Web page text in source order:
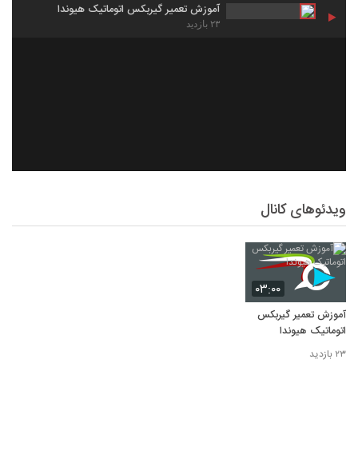
آموزش تعمیر گیربکس اتوماتیک هیوندا
۲۳ بازدید
ویدئوهای کانال
۰۳:۰۰
آموزش تعمیر گیربکس
اتوماتیک هیوندا
۲۳ بازدید